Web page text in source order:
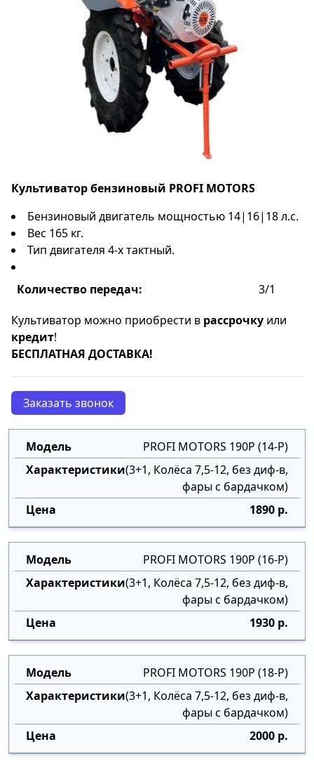
Культиватор бензиновый PROFI MOTORS
Бензиновый двигатель мощностью 14|16|18 л.с.
Вес 165 кг.
Тип двигателя 4-х тактный.
Количество передач:
3/1
Культиватор можно приобрести в рассрочку или
кредит!
БЕСПЛАТНАЯ ДОСТАВКА!
Заказать звонок
PROFI MOTORS 190P (14-P)
(3+1, Колёса 7,5-12, без диф-в,
фары с бардачком)
1890 р.
PROFI MOTORS 190P (16-P)
(3+1, Колёса 7,5-12, без диф-в,
фары с бардачком)
1930 р.
PROFI MOTORS 190P (18-P)
(3+1, Колёса 7,5-12, без диф-в,
фары с бардачком)
2000 р.